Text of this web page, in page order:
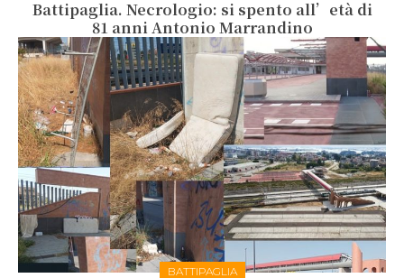
Battipaglia. Necrologio: si spento all’età di
81 anni Antonio Marrandino
BATTIPAGLIA